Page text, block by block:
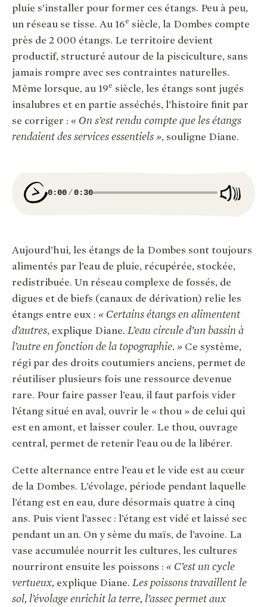
pluie s’installer pour former ces étangs. Peu à peu,
un réseau se tisse. Au 16e siècle, la Dombes compte
près de 2 000 étangs. Le territoire devient
productif, structuré autour de la pisciculture, sans
jamais rompre avec ses contraintes naturelles.
Même lorsque, au 19e siècle, les étangs sont jugés
insalubres et en partie asséchés, l’histoire finit par
se corriger : « On s’est rendu compte que les étangs
rendaient des services essentiels », souligne Diane.
0:00 0:30
Aujourd’hui, les étangs de la Dombes sont toujours
alimentés par l’eau de pluie, récupérée, stockée,
redistribuée. Un réseau complexe de fossés, de
digues et de biefs (canaux de dérivation) relie les
étangs entre eux : « Certains étangs en alimentent
d’autres, explique Diane. L’eau circule d’un bassin à
l’autre en fonction de la topographie. » Ce système,
régi par des droits coutumiers anciens, permet de
réutiliser plusieurs fois une ressource devenue
rare. Pour faire passer l’eau, il faut parfois vider
l’étang situé en aval, ouvrir le « thou » de celui qui
est en amont, et laisser couler. Le thou, ouvrage
central, permet de retenir l’eau ou de la libérer.
Cette alternance entre l’eau et le vide est au cœur
de la Dombes. L’évolage, période pendant laquelle
l’étang est en eau, dure désormais quatre à cinq
ans. Puis vient l’assec : l’étang est vidé et laissé sec
pendant un an. On y sème du maïs, de l’avoine. La
vase accumulée nourrit les cultures, les cultures
nourriront ensuite les poissons : « C’est un cycle
vertueux, explique Diane. Les poissons travaillent le
sol, l’évolage enrichit la terre, l’assec permet aux